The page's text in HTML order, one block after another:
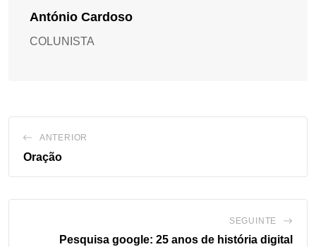
António Cardoso
COLUNISTA
ANTERIOR
Oração
SEGUINTE
Pesquisa google: 25 anos de história digital